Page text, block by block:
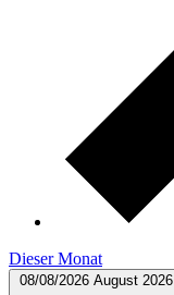
Dieser Monat
08/08/2026 August 2026